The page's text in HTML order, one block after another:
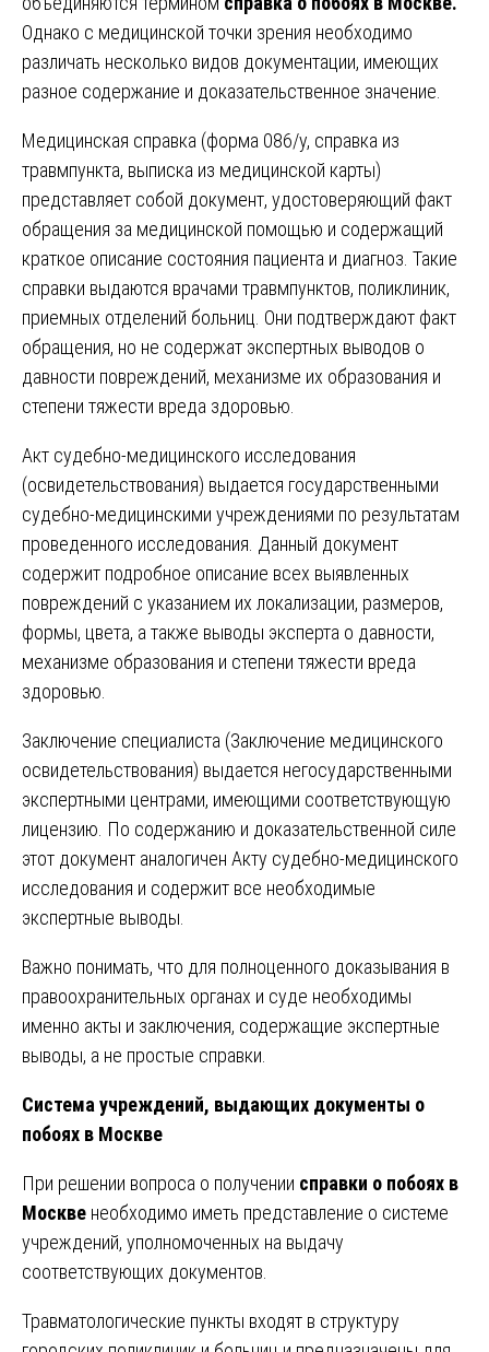
Однако с медицинской точки зрения необходимо
различать несколько видов документации, имеющих
разное содержание и доказательственное значение.
Медицинская справка (форма 086/у, справка из
травмпункта, выписка из медицинской карты)
представляет собой документ, удостоверяющий факт
обращения за медицинской помощью и содержащий
краткое описание состояния пациента и диагноз. Такие
справки выдаются врачами травмпунктов, поликлиник,
приемных отделений больниц. Они подтверждают факт
обращения, но не содержат экспертных выводов о
давности повреждений, механизме их образования и
степени тяжести вреда здоровью.
Акт судебно-медицинского исследования
(освидетельствования) выдается государственными
судебно-медицинскими учреждениями по результатам
проведенного исследования. Данный документ
содержит подробное описание всех выявленных
повреждений с указанием их локализации, размеров,
формы, цвета, а также выводы эксперта о давности,
механизме образования и степени тяжести вреда
здоровью.
Заключение специалиста (Заключение медицинского
освидетельствования) выдается негосударственными
экспертными центрами, имеющими соответствующую
лицензию. По содержанию и доказательственной силе
этот документ аналогичен Акту судебно-медицинского
исследования и содержит все необходимые
экспертные выводы.
Важно понимать, что для полноценного доказывания в
правоохранительных органах и суде необходимы
именно акты и заключения, содержащие экспертные
выводы, а не простые справки.
Система учреждений, выдающих документы о
побоях в Москве
При решении вопроса о получении справки о побоях в
Москве необходимо иметь представление о системе
учреждений, уполномоченных на выдачу
соответствующих документов.
Травматологические пункты входят в структуру